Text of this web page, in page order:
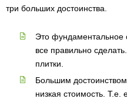
три больших достоинства.
Это фундаментальное
все правильно
плитки.
Большим
низкая стоимость. Т.е.